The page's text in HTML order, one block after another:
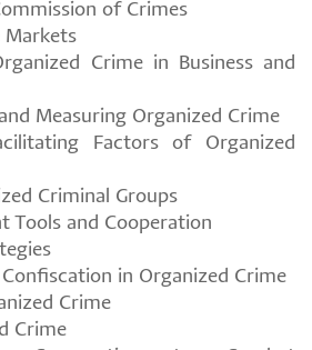
of Crimes
Markets
Crime in Business and
Measuring Organized Crime
Factors of Organized
Criminal Groups
Tools and Cooperation
in Organized Crime
Crime
Crime